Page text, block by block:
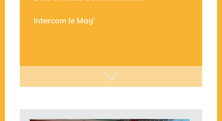
L’offre foncière et immobilière